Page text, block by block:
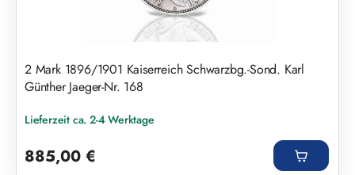
2 Mark 1896/1901 Kaiserreich Schwarzbg.-Sond. Karl
Günther Jaeger-Nr. 168
Lieferzeit ca. 2-4 Werktage
885,00 €